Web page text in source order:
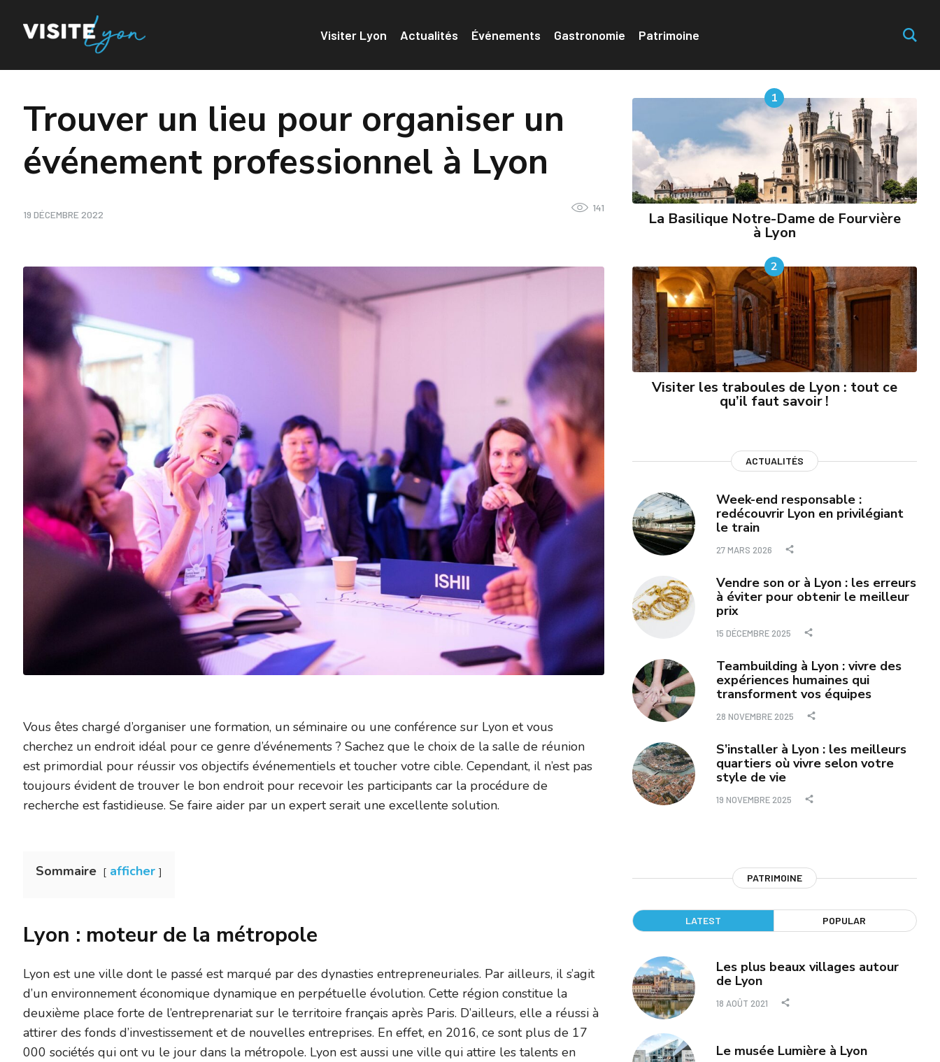
Visiter Lyon Actualités Événements Gastronomie Patrimoine
Trouver un lieu pour organiser un
événement professionnel à Lyon
141
19 DÉCEMBRE 2022
Vous êtes chargé d’organiser une formation, un séminaire ou une conférence sur Lyon et vous
cherchez un endroit idéal pour ce genre d’événements ? Sachez que le choix de la salle de réunion
est primordial pour réussir vos objectifs événementiels et toucher votre cible. Cependant, il n’est pas
toujours évident de trouver le bon endroit pour recevoir les participants car la procédure de
recherche est fastidieuse. Se faire aider par un expert serait une excellente solution.
Sommaire afficher
Lyon : moteur de la métropole
Lyon est une ville dont le passé est marqué par des dynasties entrepreneuriales. Par ailleurs, il s’agit
d’un environnement économique dynamique en perpétuelle évolution. Cette région constitue la
deuxième place forte de l’entreprenariat sur le territoire français après Paris. D’ailleurs, elle a réussi à
attirer des fonds d’investissement et de nouvelles entreprises. En effet, en 2016, ce sont plus de 17
000 sociétés qui ont vu le jour dans la métropole. Lyon est aussi une ville qui attire les talents en
1
La Basilique Notre-Dame de Fourvière
à Lyon
2
Visiter les traboules de Lyon : tout ce
qu’il faut savoir !
ACTUALITÉS
Week-end responsable :
redécouvrir Lyon en privilégiant
le train
27 MARS 2026
Vendre son or à Lyon : les erreurs
à éviter pour obtenir le meilleur
prix
15 DÉCEMBRE 2025
Teambuilding à Lyon : vivre des
expériences humaines qui
transforment vos équipes
28 NOVEMBRE 2025
S’installer à Lyon : les meilleurs
quartiers où vivre selon votre
style de vie
19 NOVEMBRE 2025
PATRIMOINE
LATEST POPULAR
Les plus beaux villages autour
de Lyon
18 AOÛT 2021
Le musée Lumière à Lyon